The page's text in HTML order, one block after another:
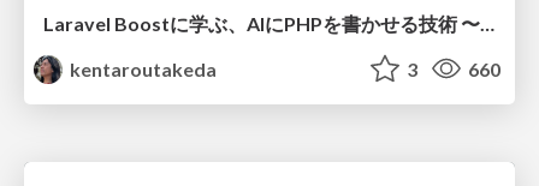
kentaroutakeda
3 660